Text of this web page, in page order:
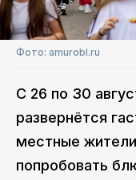
Фото: amurobl.ru
С 26 по 30
развернётся
местные
попробовать